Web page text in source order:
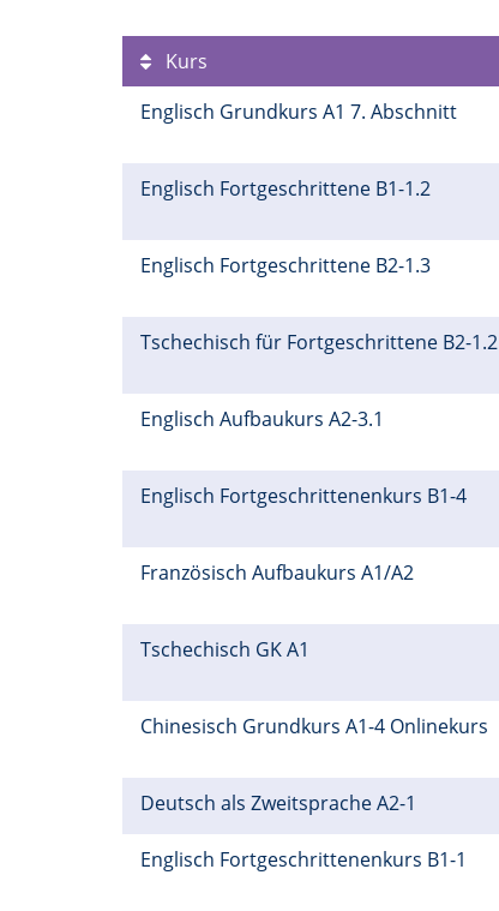
Kurs
Englisch Grundkurs A1 7. Abschnitt
Englisch Fortgeschrittene B1-1.2
Englisch Fortgeschrittene B2-1.3
Tschechisch für Fortgeschrittene B2-1.2
Englisch Aufbaukurs A2-3.1
Englisch Fortgeschrittenenkurs B1-4
Französisch Aufbaukurs A1/A2
Tschechisch GK A1
Chinesisch Grundkurs A1-4 Onlinekurs
Deutsch als Zweitsprache A2-1
Englisch Fortgeschrittenenkurs B1-1